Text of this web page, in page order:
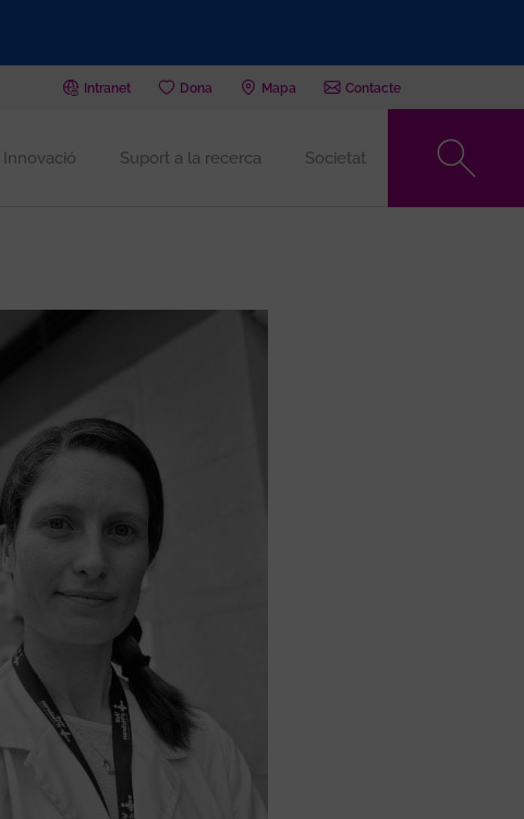
Intranet Dona Mapa Contacte
Innovació Suport a la recerca Societat